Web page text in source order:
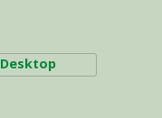
Desktop